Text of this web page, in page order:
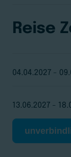
Reise
04.04.2027 -
13.06.2027 -